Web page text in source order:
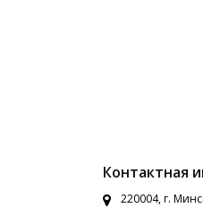
Контактная
220004, г.